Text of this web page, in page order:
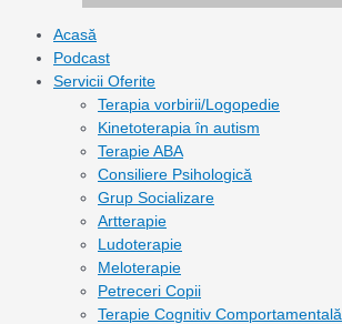
Acasă
Podcast
Servicii Oferite
Terapia vorbirii/Logopedie
Kinetoterapia în autism
Terapie ABA
Consiliere Psihologică
Grup Socializare
Artterapie
Ludoterapie
Meloterapie
Petreceri Copii
Terapie Cognitiv Comportamentală